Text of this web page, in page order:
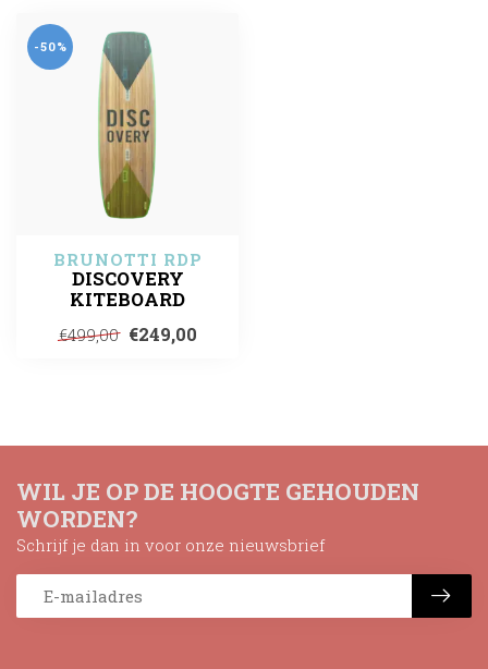
-50%
BRUNOTTI RDP
DISCOVERY
KITEBOARD
€499,00 €249,00
WIL JE OP DE HOOGTE GEHOUDEN
WORDEN?
Schrijf je dan in voor onze nieuwsbrief